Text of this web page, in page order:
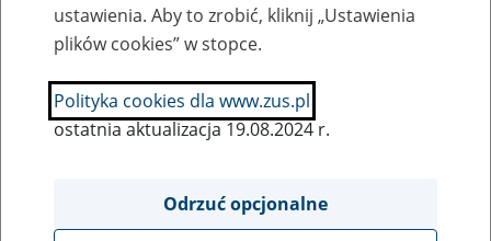
SZUKAJ
ustawienia. Aby to zrobić, kliknij „Ustawienia
plików cookies” w stopce.
Polityka cookies dla www.zus.pl
ostatnia aktualizacja 19.08.2024 r.
Odrzuć opcjonalne